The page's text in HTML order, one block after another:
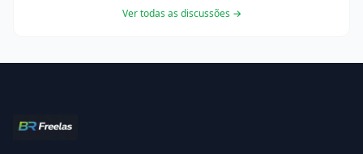
Ver todas as discussões →